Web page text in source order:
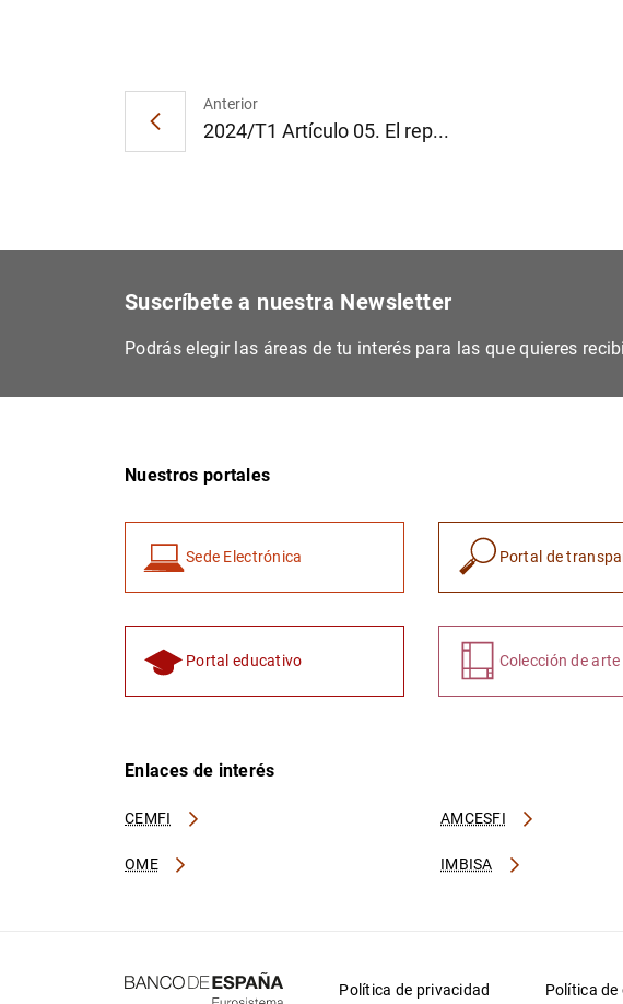
Anterior
2024/T1 Artículo 05. El rep...
Suscríbete a nuestra Newsletter
Podrás elegir las áreas de tu interés para las que quieres
Nuestros portales
Sede Electrónica Portal de
Portal educativo Colección de arte
Enlaces de interés
CEMFI AMCESFI
OME IMBISA
Política de privacidad Política de